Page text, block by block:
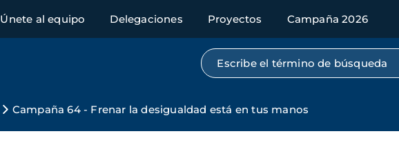
Únete al equipo Delegaciones Proyectos Campaña 2026
Búsqueda por texto completo
Campaña 64 - Frenar la desigualdad está en tus manos